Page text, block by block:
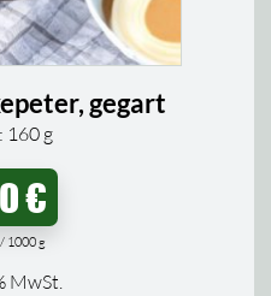
gegart
160g
€
1000g
MwSt.